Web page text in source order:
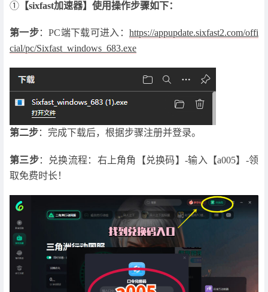
① 【sixfast加速器】使用操作步骤如下：
第一步：PC端下载可进入： https://appupdate.sixfast2.com/offi
cial/pc/Sixfast_windows_683.exe
第二步：完成下载后，根据步骤注册并登录。
第三步：兑换流程：右上角角【兑换码】-输入【a005】-领
取免费时长！